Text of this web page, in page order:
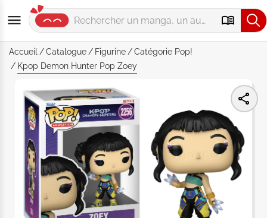
Accueil Catalogue Figurine Catégorie Pop!
Kpop Demon Hunter Pop Zoey